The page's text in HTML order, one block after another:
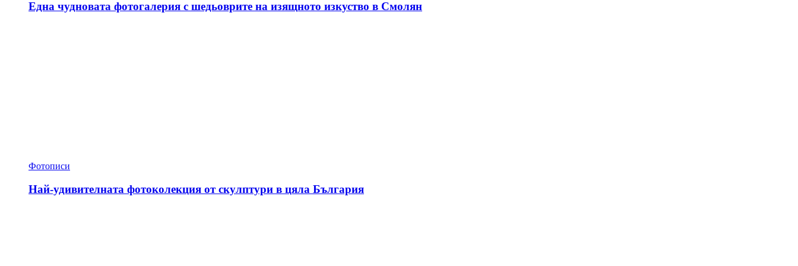
Една чудновата фотогалерия с шедьоврите на изящното изкуство в Смолян
Фотописи
Най-удивителната фотоколекция от скулптури в цяла България